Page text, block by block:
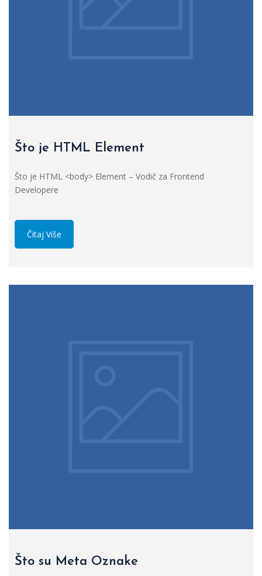
Što je HTML Element
Što je HTML <body> Element – Vodič za Frontend
Developere
Čitaj Više
Što su Meta Oznake